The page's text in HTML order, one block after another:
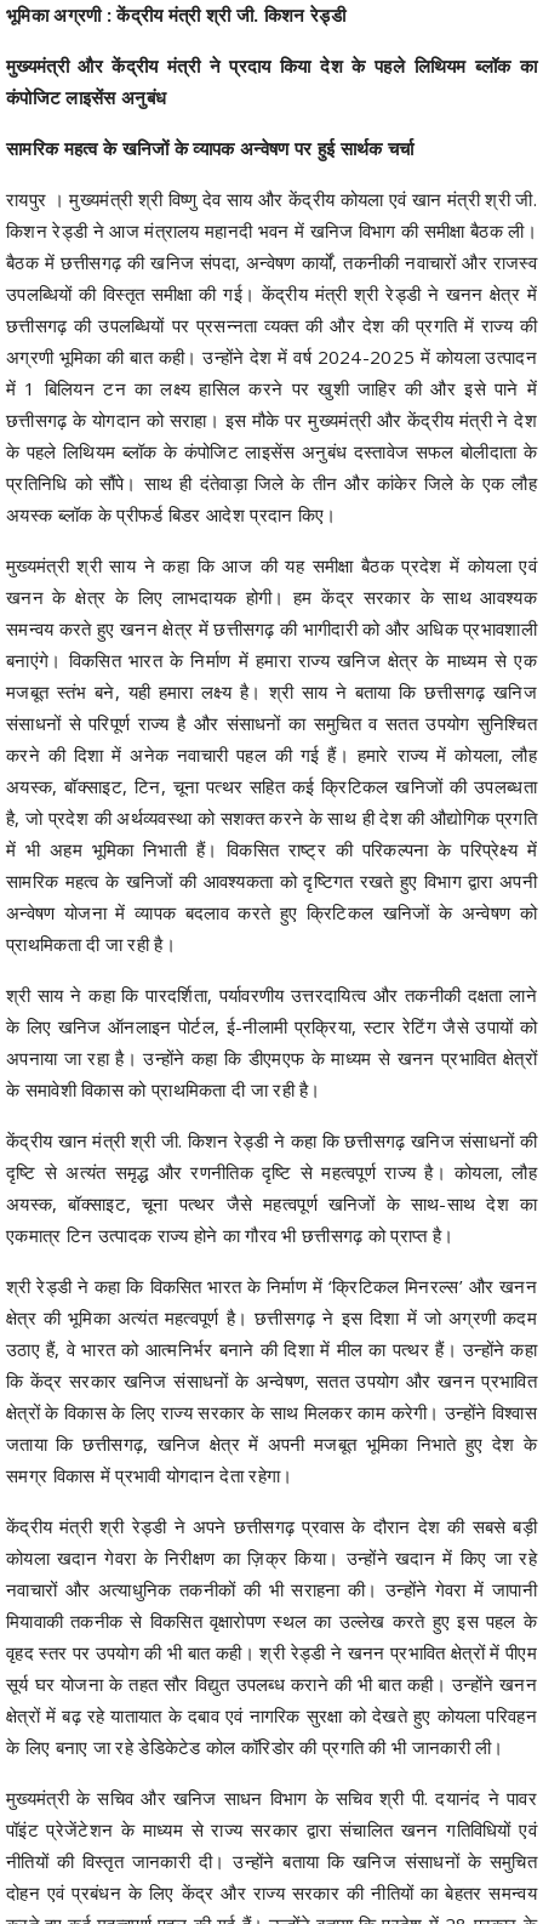
भूमिका अग्रणी : केंद्रीय मंत्री श्री जी. किशन रेड्डी
मुख्यमंत्री और केंद्रीय मंत्री ने प्रदाय किया देश के पहले लिथियम ब्लॉक का
कंपोजिट लाइसेंस अनुबंध
सामरिक महत्व के खनिजों के व्यापक अन्वेषण पर हुई सार्थक चर्चा
रायपुर । मुख्यमंत्री श्री विष्णु देव साय और केंद्रीय कोयला एवं खान मंत्री श्री जी.
किशन रेड्डी ने आज मंत्रालय महानदी भवन में खनिज विभाग की समीक्षा बैठक ली।
बैठक में छत्तीसगढ़ की खनिज संपदा, अन्वेषण कार्यों, तकनीकी नवाचारों और राजस्व
उपलब्धियों की विस्तृत समीक्षा की गई। केंद्रीय मंत्री श्री रेड्डी ने खनन क्षेत्र में
छत्तीसगढ़ की उपलब्धियों पर प्रसन्नता व्यक्त की और देश की प्रगति में राज्य की
अग्रणी भूमिका की बात कही। उन्होंने देश में वर्ष 2024-2025 में कोयला उत्पादन
में 1 बिलियन टन का लक्ष्य हासिल करने पर खुशी जाहिर की और इसे पाने में
छत्तीसगढ़ के योगदान को सराहा। इस मौके पर मुख्यमंत्री और केंद्रीय मंत्री ने देश
के पहले लिथियम ब्लॉक के कंपोजिट लाइसेंस अनुबंध दस्तावेज सफल बोलीदाता के
प्रतिनिधि को सौंपे। साथ ही दंतेवाड़ा जिले के तीन और कांकेर जिले के एक लौह
अयस्क ब्लॉक के प्रीफर्ड बिडर आदेश प्रदान किए।
मुख्यमंत्री श्री साय ने कहा कि आज की यह समीक्षा बैठक प्रदेश में कोयला एवं
खनन के क्षेत्र के लिए लाभदायक होगी। हम केंद्र सरकार के साथ आवश्यक
समन्वय करते हुए खनन क्षेत्र में छत्तीसगढ़ की भागीदारी को और अधिक प्रभावशाली
बनाएंगे। विकसित भारत के निर्माण में हमारा राज्य खनिज क्षेत्र के माध्यम से एक
मजबूत स्तंभ बने, यही हमारा लक्ष्य है। श्री साय ने बताया कि छत्तीसगढ़ खनिज
संसाधनों से परिपूर्ण राज्य है और संसाधनों का समुचित व सतत उपयोग सुनिश्चित
करने की दिशा में अनेक नवाचारी पहल की गई हैं। हमारे राज्य में कोयला, लौह
अयस्क, बॉक्साइट, टिन, चूना पत्थर सहित कई क्रिटिकल खनिजों की उपलब्धता
है, जो प्रदेश की अर्थव्यवस्था को सशक्त करने के साथ ही देश की औद्योगिक प्रगति
में भी अहम भूमिका निभाती हैं। विकसित राष्ट्र की परिकल्पना के परिप्रेक्ष्य में
सामरिक महत्व के खनिजों की आवश्यकता को दृष्टिगत रखते हुए विभाग द्वारा अपनी
अन्वेषण योजना में व्यापक बदलाव करते हुए क्रिटिकल खनिजों के अन्वेषण को
प्राथमिकता दी जा रही है।
श्री साय ने कहा कि पारदर्शिता, पर्यावरणीय उत्तरदायित्व और तकनीकी दक्षता लाने
के लिए खनिज ऑनलाइन पोर्टल, ई-नीलामी प्रक्रिया, स्टार रेटिंग जैसे उपायों को
अपनाया जा रहा है। उन्होंने कहा कि डीएमएफ के माध्यम से खनन प्रभावित क्षेत्रों
के समावेशी विकास को प्राथमिकता दी जा रही है।
केंद्रीय खान मंत्री श्री जी. किशन रेड्डी ने कहा कि छत्तीसगढ़ खनिज संसाधनों की
दृष्टि से अत्यंत समृद्ध और रणनीतिक दृष्टि से महत्वपूर्ण राज्य है। कोयला, लौह
अयस्क, बॉक्साइट, चूना पत्थर जैसे महत्वपूर्ण खनिजों के साथ-साथ देश का
एकमात्र टिन उत्पादक राज्य होने का गौरव भी छत्तीसगढ़ को प्राप्त है।
श्री रेड्डी ने कहा कि विकसित भारत के निर्माण में ‘क्रिटिकल मिनरल्स’ और खनन
क्षेत्र की भूमिका अत्यंत महत्वपूर्ण है। छत्तीसगढ़ ने इस दिशा में जो अग्रणी कदम
उठाए हैं, वे भारत को आत्मनिर्भर बनाने की दिशा में मील का पत्थर हैं। उन्होंने कहा
कि केंद्र सरकार खनिज संसाधनों के अन्वेषण, सतत उपयोग और खनन प्रभावित
क्षेत्रों के विकास के लिए राज्य सरकार के साथ मिलकर काम करेगी। उन्होंने विश्वास
जताया कि छत्तीसगढ़, खनिज क्षेत्र में अपनी मजबूत भूमिका निभाते हुए देश के
समग्र विकास में प्रभावी योगदान देता रहेगा।
केंद्रीय मंत्री श्री रेड्डी ने अपने छत्तीसगढ़ प्रवास के दौरान देश की सबसे बड़ी
कोयला खदान गेवरा के निरीक्षण का ज़िक्र किया। उन्होंने खदान में किए जा रहे
नवाचारों और अत्याधुनिक तकनीकों की भी सराहना की। उन्होंने गेवरा में जापानी
मियावाकी तकनीक से विकसित वृक्षारोपण स्थल का उल्लेख करते हुए इस पहल के
वृहद स्तर पर उपयोग की भी बात कही। श्री रेड्डी ने खनन प्रभावित क्षेत्रों में पीएम
सूर्य घर योजना के तहत सौर विद्युत उपलब्ध कराने की भी बात कही। उन्होंने खनन
क्षेत्रों में बढ़ रहे यातायात के दबाव एवं नागरिक सुरक्षा को देखते हुए कोयला परिवहन
के लिए बनाए जा रहे डेडिकेटेड कोल कॉरिडोर की प्रगति की भी जानकारी ली।
मुख्यमंत्री के सचिव और खनिज साधन विभाग के सचिव श्री पी. दयानंद ने पावर
पॉइंट प्रेजेंटेशन के माध्यम से राज्य सरकार द्वारा संचालित खनन गतिविधियों एवं
नीतियों की विस्तृत जानकारी दी। उन्होंने बताया कि खनिज संसाधनों के समुचित
दोहन एवं प्रबंधन के लिए केंद्र और राज्य सरकार की नीतियों का बेहतर समन्वय